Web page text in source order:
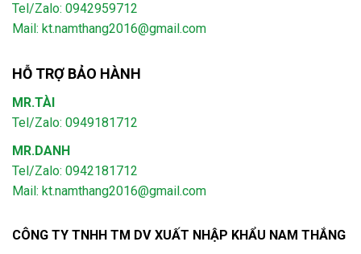
Tel/Zalo: 0942959712
Mail: kt.namthang2016@gmail.com
HỖ TRỢ BẢO HÀNH
MR.TÀI
Tel/Zalo: 0949181712
MR.DANH
Tel/Zalo: 0942181712
Mail: kt.namthang2016@gmail.com
CÔNG TY TNHH TM DV XUẤT NHẬP KHẨU NAM THẮNG